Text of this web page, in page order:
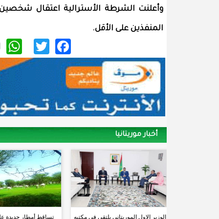
وأعلنت الشرطة الأسترالية اعتقال شخصين
المنفذين على الأقل.
أخبار موريتانيا
الوزير الاول الموريتاني يلتقي في مكتبه
تساقط أمطار جديدة